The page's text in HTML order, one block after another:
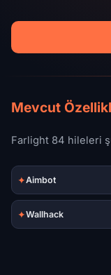
Mevcut
Farlight 84 hileleri
✦Aimbot
✦Wallhack